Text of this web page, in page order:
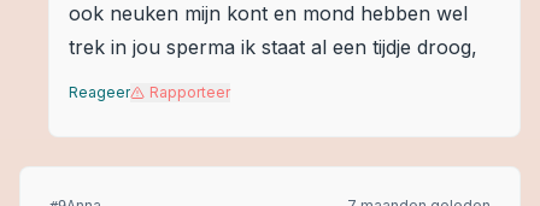
ook neuken mijn kont en mond hebben wel
trek in jou sperma ik staat al een tijdje droog,
Reageer Rapporteer